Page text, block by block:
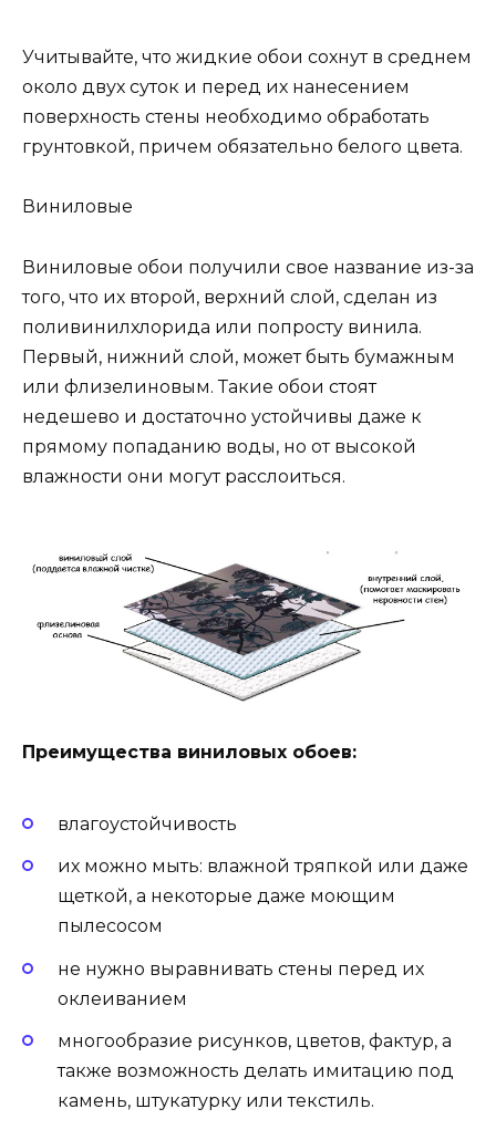
Учитывайте, что жидкие обои сохнут в среднем
около двух суток и перед их нанесением
поверхность стены необходимо обработать
грунтовкой, причем обязательно белого цвета.
Виниловые
Виниловые обои получили свое название из-за
того, что их второй, верхний слой, сделан из
поливинилхлорида или попросту винила.
Первый, нижний слой, может быть бумажным
или флизелиновым. Такие обои стоят
недешево и достаточно устойчивы даже к
прямому попаданию воды, но от высокой
влажности они могут расслоиться.
Преимущества виниловых обоев:
влагоустойчивость
их можно мыть: влажной тряпкой или даже
щеткой, а некоторые даже моющим
пылесосом
не нужно выравнивать стены перед их
оклеиванием
многообразие рисунков, цветов, фактур, а
также возможность делать имитацию под
камень, штукатурку или текстиль.